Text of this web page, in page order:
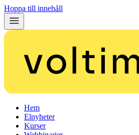
Hoppa till innehåll
Hem
Elnyheter
Kurser